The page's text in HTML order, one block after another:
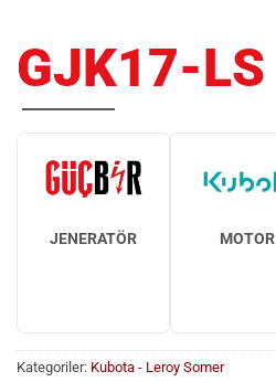
GJK17-LS
JENERATÖR MOTOR
Kategoriler: Kubota - Leroy Somer